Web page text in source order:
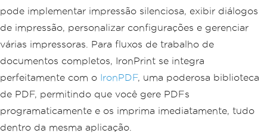
pode implementar impressão silenciosa, exibir diálogos
de impressão, personalizar configurações e gerenciar
várias impressoras. Para fluxos de trabalho de
documentos completos, IronPrint se integra
perfeitamente com o IronPDF, uma poderosa biblioteca
de PDF, permitindo que você gere PDFs
programaticamente e os imprima imediatamente, tudo
dentro da mesma aplicação.